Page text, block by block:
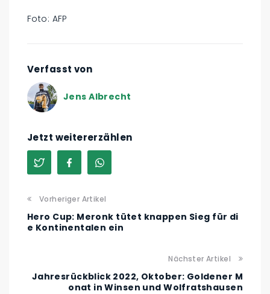
Foto: AFP
Verfasst von
Jens Albrecht
Jetzt weitererzählen
Vorheriger Artikel
Hero Cup: Meronk tütet knappen Sieg für di
e Kontinentalen ein
Nächster Artikel
Jahresrückblick 2022, Oktober: Goldener M
onat in Winsen und Wolfratshausen